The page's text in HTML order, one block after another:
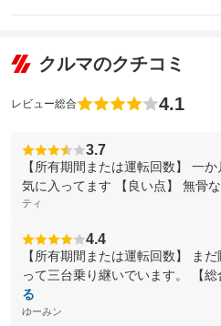
クルマのクチコミ
レビュー総合 4.1
3.7
【所有期間または運転回数】 一
気に入ってます 【良い点】 無骨
ティ
4.4
【所有期間または運転回数】 ま
って三台乗り継いでいます。 【総
る
ゆーみン